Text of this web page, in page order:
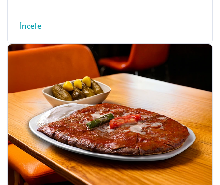
İncele